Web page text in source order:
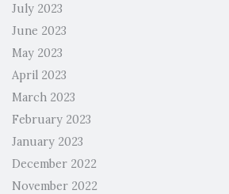
July 2023
June 2023
May 2023
April 2023
March 2023
February 2023
January 2023
December 2022
November 2022